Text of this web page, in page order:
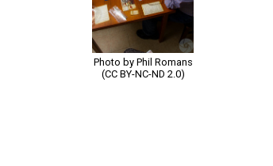
Photo by Phil Romans
(CC BY-NC-ND 2.0)